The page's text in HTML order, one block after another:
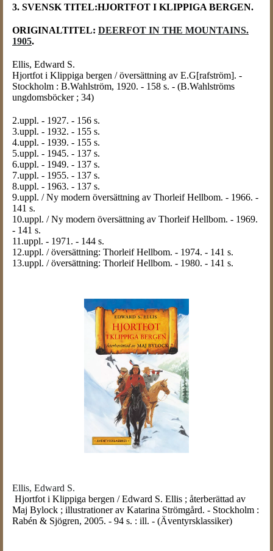
3. SVENSK TITEL:HJORTFOT I KLIPPIGA BERGEN.
ORIGINALTITEL: DEERFOT IN THE MOUNTAINS.
1905.
Ellis, Edward S.
Hjortfot i Klippiga bergen / översättning av E.G[rafström]. -
Stockholm : B.Wahlström, 1920. - 158 s. - (B.Wahlströms
ungdomsböcker ; 34)
2.uppl. - 1927. - 156 s.
3.uppl. - 1932. - 155 s.
4.uppl. - 1939. - 155 s.
5.uppl. - 1945. - 137 s.
6.uppl. - 1949. - 137 s.
7.uppl. - 1955. - 137 s.
8.uppl. - 1963. - 137 s.
9.uppl. / Ny modern översättning av Thorleif Hellbom. - 1966. -
141 s.
10.uppl. / Ny modern översättning av Thorleif Hellbom. - 1969.
- 141 s.
11.uppl. - 1971. - 144 s.
12.uppl. / översättning: Thorleif Hellbom. - 1974. - 141 s.
13.uppl. / översättning: Thorleif Hellbom. - 1980. - 141 s.
Ellis, Edward S.
Hjortfot i Klippiga bergen / Edward S. Ellis ; återberättad av
Maj Bylock ; illustrationer av Katarina Strömgård. - Stockholm :
Rabén & Sjögren, 2005. - 94 s. : ill. - (Äventyrsklassiker)